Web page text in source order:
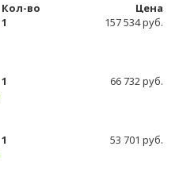
Кол-во
Цена
1 157 534 руб.
1 66 732 руб.
1 53 701 руб.